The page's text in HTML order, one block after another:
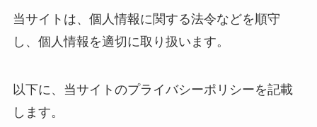
当サイトは、個人情報に関する法令などを順守
し、個人情報を適切に取り扱います。
以下に、当サイトのプライバシーポリシーを記載
します。